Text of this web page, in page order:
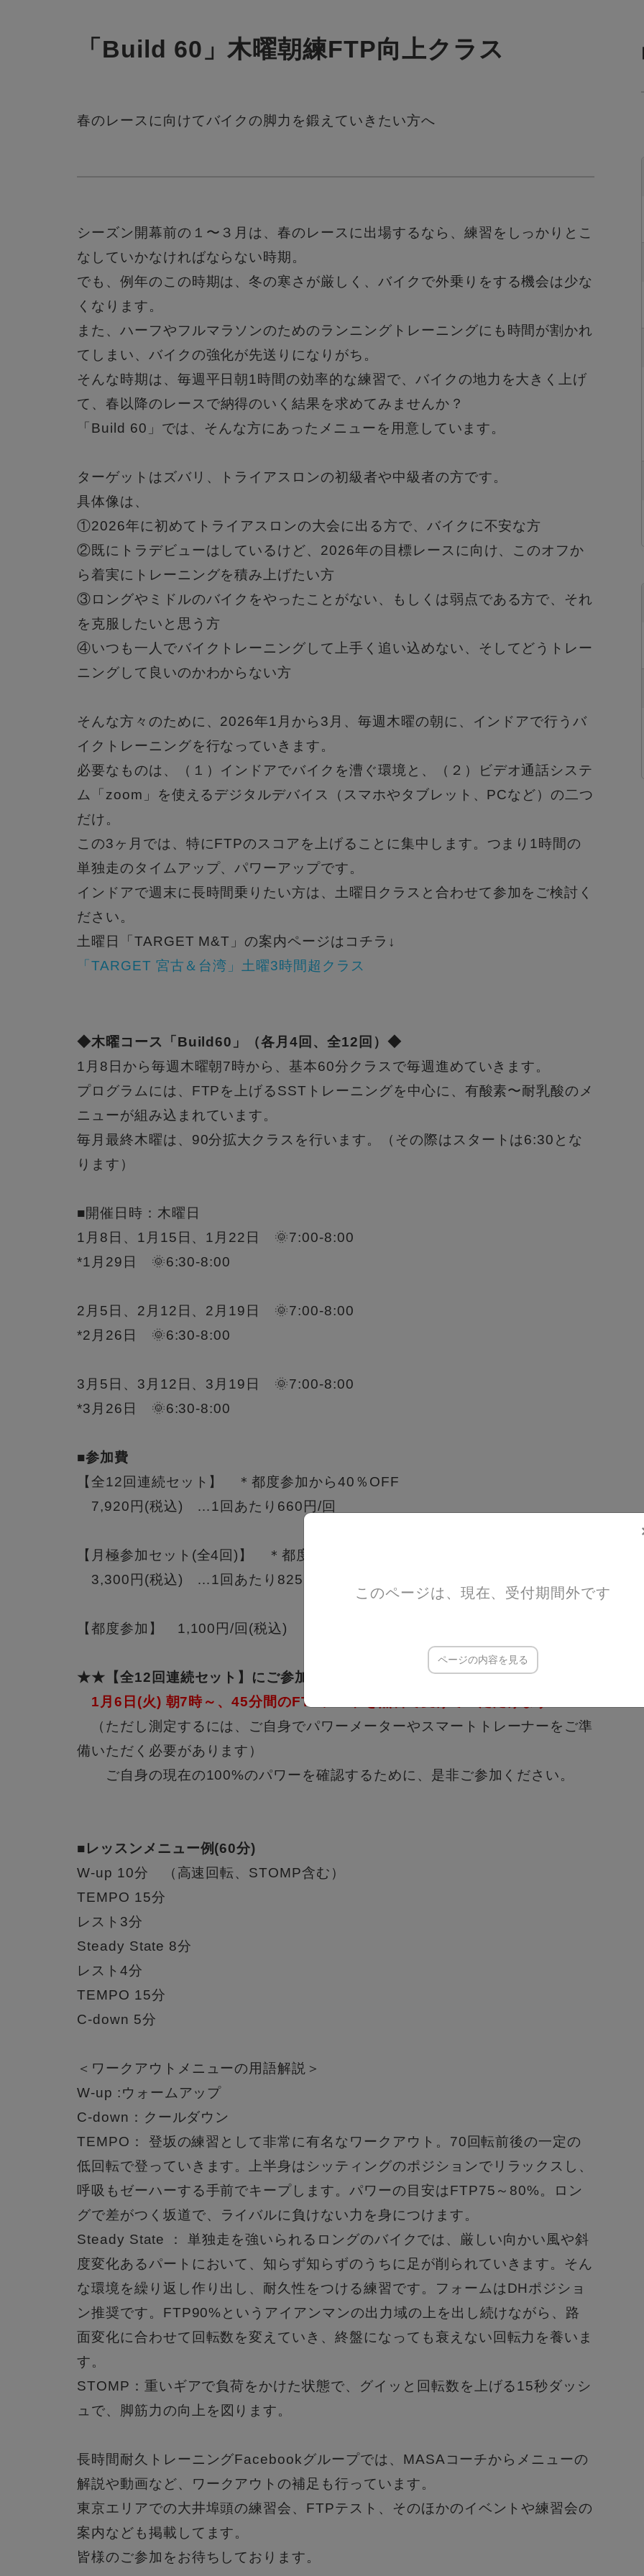
「Build 60」木曜朝練FTP向上クラス
春のレースに向けてバイクの脚力を鍛えていきたい方へ
シーズン開幕前の１〜３月は、春のレースに出場するなら、 練習をしっかりとこ
なしていかなければならない時期。
でも、例年のこの時期は、冬の寒さが厳しく、 バイクで外乗りをする機会は少な
くなります。
また、 ハーフやフルマラソンのためのランニングトレーニングにも時間が割かれ
てしまい、バイクの強化が先送りになりがち。
そんな時期は、毎週平日朝1時間の効率的な練習で、 バイクの地力を大きく上げ
て、 春以降のレースで納得のいく結果を求めてみませんか？
「Build 60」では、そんな方にあったメニューを用意しています。
ターゲットはズバリ、トライアスロンの初級者や中級者の方です。
具体像は、
①2026年に初めてトライアスロンの大会に出る方で、 バイクに不安な方
②既にトラデビューはしているけど、 2026年の目標レースに向け、 このオフか
ら着実にトレーニングを積み上げたい方
③ロングやミドルのバイクをやったことがない、
もしくは弱点である方で、それ
を克服したいと思う方
④いつも一人でバイクトレーニングして上手く追い込めない、
そしてどうトレー
ニングして良いのかわからない方
そんな方々のために、2026年1月から3月、毎週木曜の朝に、
インドアで行うバ
イクトレーニングを行なっていきます。
必要なものは、（１）インドアでバイクを漕ぐ環境と、（２）
ビデオ通話システ
ム「zoom」を使えるデジタルデバイス（ スマホやタブレット、PCなど）の二つ
だけ。
この3ヶ月では、特にFTPのスコアを上げることに集中します。 つまり1時間の
単独走のタイムアップ、パワーアップです。
インドアで週末に長時間乗りたい方は、 土曜日クラスと合わせて参加をご検討く
ださい。
土曜日「TARGET M&T」の案内ページはコチラ↓
「TARGET 宮古＆台湾」土曜3時間超クラス
◆木曜コース「Build60」（各月4回、全12回）◆
1月8日から毎週木曜朝7時から、 基本60分クラスで毎週進めていきます。
プログラムには、FTPを上げるSSTトレーニングを中心に、 有酸素〜耐乳酸のメ
ニューが組み込まれています。
毎月最終木曜は、90分拡大クラスを行います。（ その際はスタートは6:30とな
ります）
■開催日時：木曜日
1月8日、1月15日、1月22日 🌞7:00‐8:00
*1月29日 🌞6:30‐8:00
2月5日、2月12日、2月19日 🌞7:00‐8:00
*2月26日 🌞6:30‐8:00
3月5日、3月12日、3月19日 🌞7:00‐8:00
*3月26日 🌞6:30‐8:00
■参加費
【全12回連続セット】 ＊都度参加から40％OFF
7,920円(税込) …1回あたり660円/回
【月極参加セット(全4回)】 ＊都度参加から20％OFF
3,300円(税込) …1回あたり825円/回
【都度参加】 1,100円/回(税込)
★★【全12回連続セット】にご参加の方のみの特典★★
1月6日(火) 朝7時～、45分間のFTPテストを無料で受けていただけます！！
（ただし測定するには、ご自身でパワーメーターやスマートトレーナーをご準
備いただく必要があります）
ご自身の現在の100%のパワーを確認するために、是非ご参加ください。
■レッスンメニュー例(60分)
W-up 10分 （高速回転、STOMP含む）
TEMPO 15分
レスト3分
Steady State 8分
レスト4分
TEMPO 15分
C-down 5分
＜ワークアウトメニューの用語解説＞
W-up :ウォームアップ
C-down：クールダウン
TEMPO： 登坂の練習として非常に有名なワークアウト。 70回転前後の一定の
低回転で登っていきます。
上半身はシッティングのポジションでリラックスし、
呼吸もゼーハーする手前でキープします。パワーの目安はFTP75～80%。ロン
グで差がつく坂道で、
ライバルに負けない力を身につけます。
Steady State ： 単独走を強いられるロングのバイクでは、 厳しい向かい風や斜
度変化あるパートにおいて、 知らず知らずのうちに足が削られていきます。 そん
な環境を繰り返し作り出し、耐久性をつける練習です。
フォームはDHポジショ
ン推奨です。FTP90% というアイアンマンの出力域の上を出し続けながら、 路
面変化に合わせて回転数を変えていき、終盤になっても衰えない回転力を養いま
す。
STOMP：重いギアで負荷をかけた状態で、 グイッと回転数を上げる15秒ダッシ
ュで、
脚筋力の向上を図ります。
長時間耐久トレーニングFacebookグループでは、 MASAコーチからメニューの
解説や動画など、
ワークアウトの補足も行っています。
東京エリアでの大井埠頭の練習会、FTPテスト、
そのほかのイベントや練習会の
案内なども掲載してます。
皆様のご参加をお待ちしております。
このページは、現在、受付期間外です
ページの内容を見る